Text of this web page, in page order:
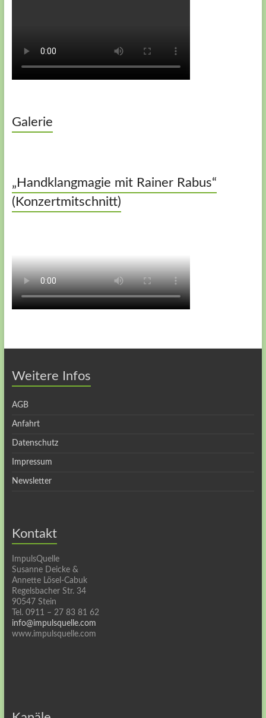
Galerie
„Handklangmagie mit Rainer Rabus“
(Konzertmitschnitt)
Weitere Infos
AGB
Anfahrt
Datenschutz
Impressum
Newsletter
Kontakt
ImpulsQuelle
Susanne Deicke &
Annette Lösel-Cabuk
Regelsbacher Str. 34
90547 Stein
Tel. 0911 – 27 83 81 62
info@impulsquelle.com
www.impulsquelle.com